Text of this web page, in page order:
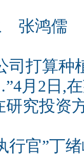
鸿儒
算种植
月2日,
研究投资
官”丁绪